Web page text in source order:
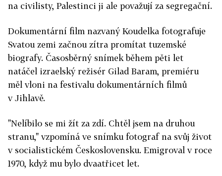
na civilisty, Palestinci ji ale považují za segregační.
Dokumentární film nazvaný Koudelka fotografuje
Svatou zemi začnou zítra promítat tuzemské
biografy. Časosběrný snímek během pěti let
natáčel izraelský režisér Gilad Baram, premiéru
měl vloni na festivalu dokumentárních filmů
v Jihlavě.
"Nelíbilo se mi žít za zdí. Chtěl jsem na druhou
stranu," vzpomíná ve snímku fotograf na svůj život
v socialistickém Československu. Emigroval v roce
1970, když mu bylo dvaatřicet let.